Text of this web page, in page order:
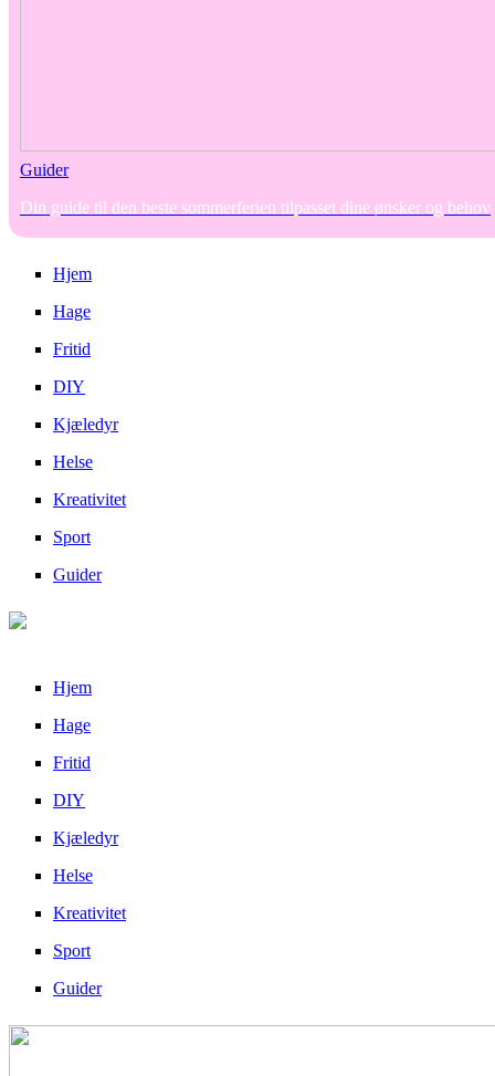
Guider
Din guide til den beste sommerferien tilpasset dine ønsker og behov
Hjem
Hage
Fritid
DIY
Kjæledyr
Helse
Kreativitet
Sport
Guider
Hjem
Hage
Fritid
DIY
Kjæledyr
Helse
Kreativitet
Sport
Guider